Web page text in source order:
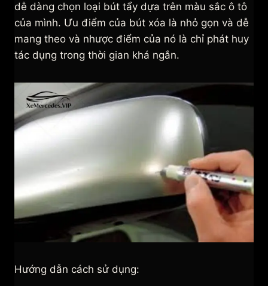
dễ dàng chọn loại bút tẩy dựa trên màu sắc ô tô
của mình. Ưu điểm của bút xóa là nhỏ gọn và dễ
mang theo và nhược điểm của nó là chỉ phát huy
tác dụng trong thời gian khá ngắn.
Hướng dẫn cách sử dụng: